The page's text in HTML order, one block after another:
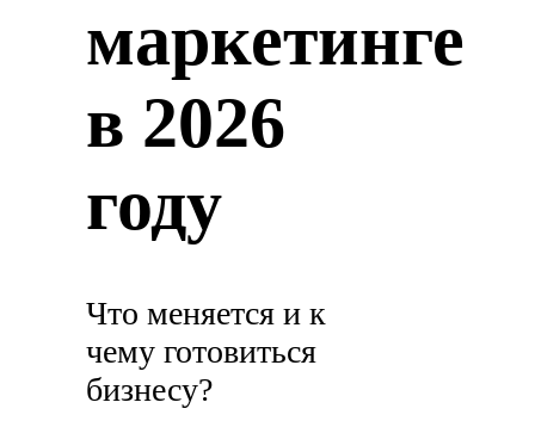
маркетинге
в 2026
году
Что меняется и к
чему готовиться
бизнесу?